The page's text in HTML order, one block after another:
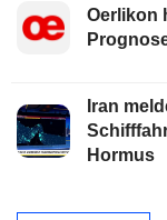
Oerlikon
Iran
Hormus